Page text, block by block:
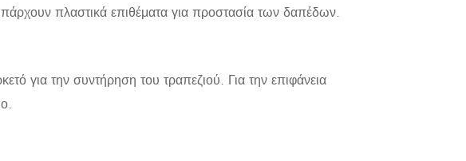
πλαστικά επιθέματα για προστασία των δαπέδων.
για την συντήρηση του τραπεζιού. Για την επιφάνεια